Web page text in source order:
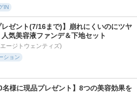
IN
レゼント(7/16まで)】崩れにくいのにツヤ
気美容液ファンデ＆下地セット
ージトウェンティズ)
ション
名様に現品プレゼント】8つの美容効果を